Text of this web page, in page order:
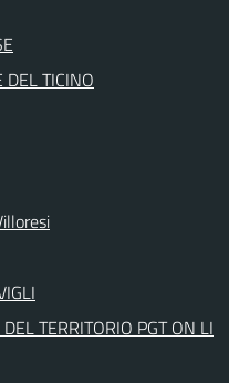
TICINO
TERRITORIO PGT ON LI